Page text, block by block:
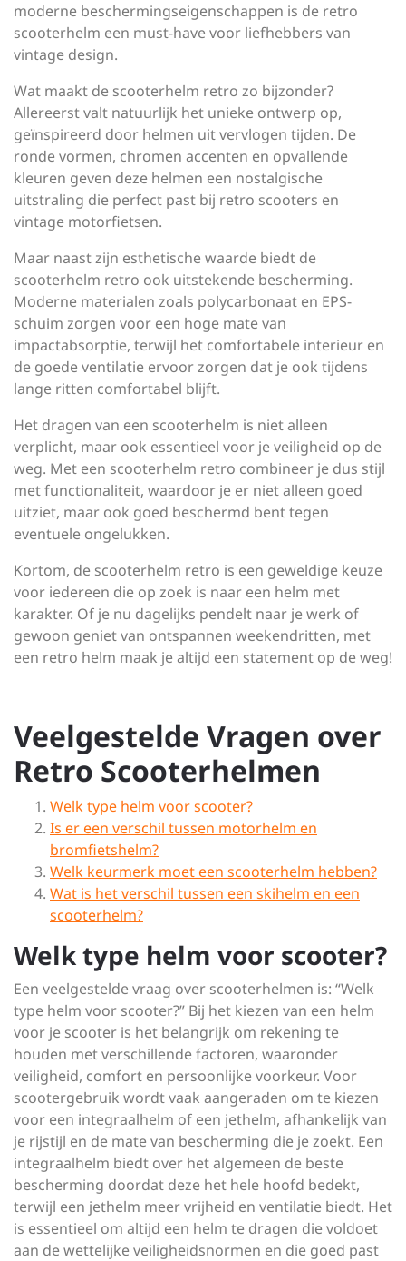
moderne beschermingseigenschappen is de retro
scooterhelm een must-have voor liefhebbers van
vintage design.
Wat maakt de scooterhelm retro zo bijzonder?
Allereerst valt natuurlijk het unieke ontwerp op,
geïnspireerd door helmen uit vervlogen tijden. De
ronde vormen, chromen accenten en opvallende
kleuren geven deze helmen een nostalgische
uitstraling die perfect past bij retro scooters en
vintage motorfietsen.
Maar naast zijn esthetische waarde biedt de
scooterhelm retro ook uitstekende bescherming.
Moderne materialen zoals polycarbonaat en EPS-
schuim zorgen voor een hoge mate van
impactabsorptie, terwijl het comfortabele interieur en
de goede ventilatie ervoor zorgen dat je ook tijdens
lange ritten comfortabel blijft.
Het dragen van een scooterhelm is niet alleen
verplicht, maar ook essentieel voor je veiligheid op de
weg. Met een scooterhelm retro combineer je dus stijl
met functionaliteit, waardoor je er niet alleen goed
uitziet, maar ook goed beschermd bent tegen
eventuele ongelukken.
Kortom, de scooterhelm retro is een geweldige keuze
voor iedereen die op zoek is naar een helm met
karakter. Of je nu dagelijks pendelt naar je werk of
gewoon geniet van ontspannen weekendritten, met
een retro helm maak je altijd een statement op de weg!
Veelgestelde Vragen over
Retro Scooterhelmen
Welk type helm voor scooter?
Is er een verschil tussen motorhelm en
bromfietshelm?
Welk keurmerk moet een scooterhelm hebben?
Wat is het verschil tussen een skihelm en een
scooterhelm?
Welk type helm voor scooter?
Een veelgestelde vraag over scooterhelmen is: “Welk
type helm voor scooter?” Bij het kiezen van een helm
voor je scooter is het belangrijk om rekening te
houden met verschillende factoren, waaronder
veiligheid, comfort en persoonlijke voorkeur. Voor
scootergebruik wordt vaak aangeraden om te kiezen
voor een integraalhelm of een jethelm, afhankelijk van
je rijstijl en de mate van bescherming die je zoekt. Een
integraalhelm biedt over het algemeen de beste
bescherming doordat deze het hele hoofd bedekt,
terwijl een jethelm meer vrijheid en ventilatie biedt. Het
is essentieel om altijd een helm te dragen die voldoet
aan de wettelijke veiligheidsnormen en die goed past